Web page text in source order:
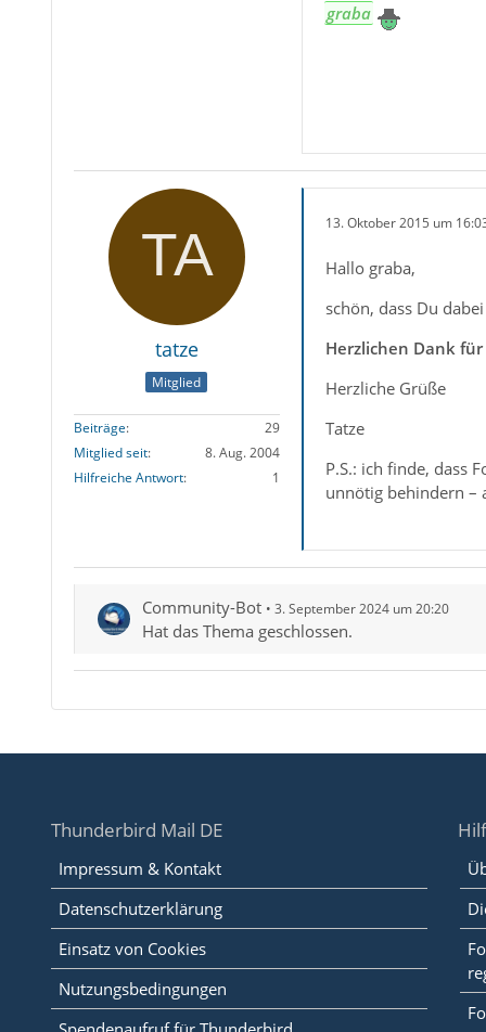
graba
tatze
Mitglied
Beiträge
29
Mitglied seit
8. Aug. 2004
Hilfreiche Antwort
1
13. Oktober 2015 um
Hallo graba,
schön, dass Du
Herzlichen Dank
Herzliche Grüße
Tatze
P.S.: ich finde, dass
unnötig behindern –
Community-Bot 3. September 2024 um 20:20
Hat das Thema geschlossen.
Thunderbird Mail DE
Impressum & Kontakt
Datenschutzerklärung
Einsatz von Cookies
Nutzungsbedingungen